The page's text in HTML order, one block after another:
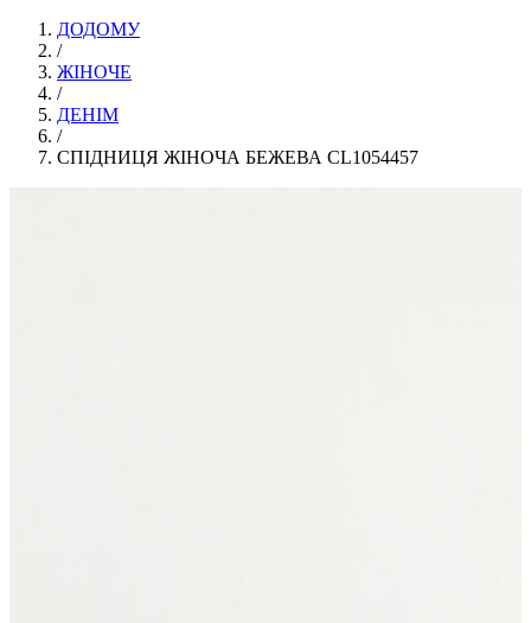
ДОДОМУ
/
ЖІНОЧЕ
/
ДЕНІМ
/
СПІДНИЦЯ ЖІНОЧА БЕЖЕВА CL1054457